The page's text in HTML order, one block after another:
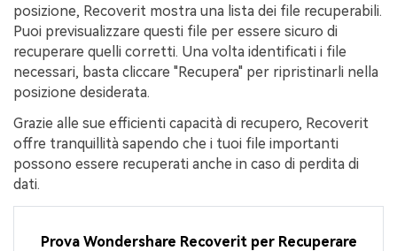
posizione, Recoverit mostra una lista dei file recuperabili.
Puoi previsualizzare questi file per essere sicuro di
recuperare quelli corretti. Una volta identificati i file
necessari, basta cliccare "Recupera" per ripristinarli nella
posizione desiderata.
Grazie alle sue efficienti capacità di recupero, Recoverit
offre tranquillità sapendo che i tuoi file importanti
possono essere recuperati anche in caso di perdita di
dati.
Prova Wondershare Recoverit per Recuperare